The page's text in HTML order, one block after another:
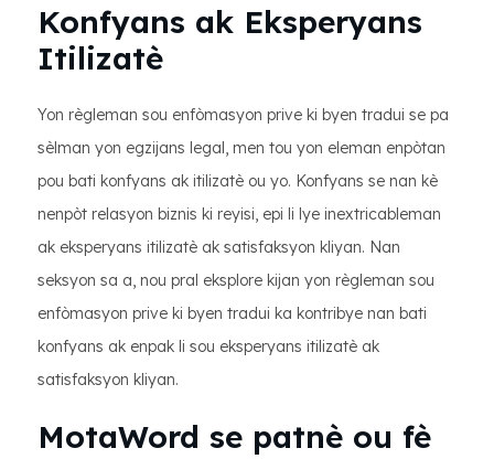
Konfyans ak Eksperyans
Itilizatè
Yon règleman sou enfòmasyon prive ki byen tradui se pa
sèlman yon egzijans legal, men tou yon eleman enpòtan
pou bati konfyans ak itilizatè ou yo. Konfyans se nan kè
nenpòt relasyon biznis ki reyisi, epi li lye inextricableman
ak eksperyans itilizatè ak satisfaksyon kliyan. Nan
seksyon sa a, nou pral eksplore kijan yon règleman sou
enfòmasyon prive ki byen tradui ka kontribye nan bati
konfyans ak enpak li sou eksperyans itilizatè ak
satisfaksyon kliyan.
MotaWord se patnè ou fè